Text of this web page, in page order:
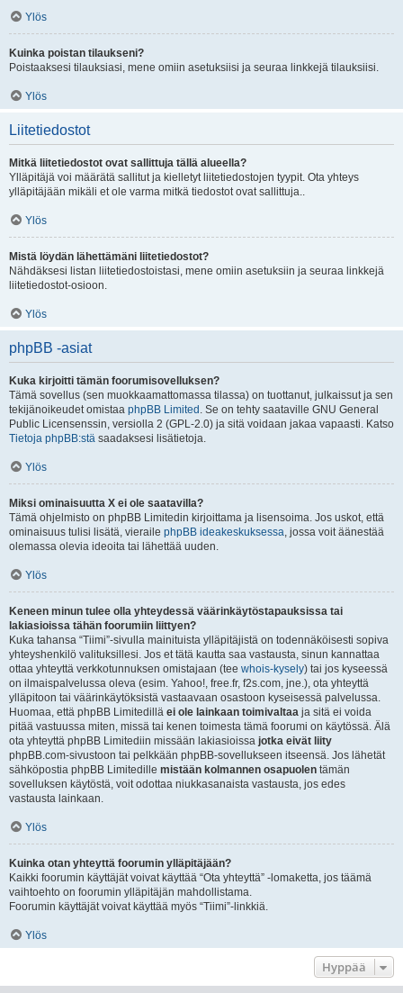
Ylös
Kuinka poistan tilaukseni?
Poistaaksesi tilauksiasi, mene omiin asetuksiisi ja seuraa linkkejä tilauksiisi.
Ylös
Liitetiedostot
Mitkä liitetiedostot ovat sallittuja tällä alueella?
Ylläpitäjä voi määrätä sallitut ja kielletyt liitetiedostojen tyypit. Ota yhteys
ylläpitäjään mikäli et ole varma mitkä tiedostot ovat sallittuja..
Ylös
Mistä löydän lähettämäni liitetiedostot?
Nähdäksesi listan liitetiedostoistasi, mene omiin asetuksiin ja seuraa linkkejä
liitetiedostot-osioon.
Ylös
phpBB -asiat
Kuka kirjoitti tämän foorumisovelluksen?
Tämä sovellus (sen muokkaamattomassa tilassa) on tuottanut, julkaissut ja sen
tekijänoikeudet omistaa phpBB Limited . Se on tehty saataville GNU General
Public Licensenssin, versiolla 2 (GPL-2.0) ja sitä voidaan jakaa vapaasti. Katso
Tietoja phpBB:stä saadaksesi lisätietoja.
Ylös
Miksi ominaisuutta X ei ole saatavilla?
Tämä ohjelmisto on phpBB Limitedin kirjoittama ja lisensoima. Jos uskot, että
ominaisuus tulisi lisätä, vieraile phpBB ideakeskuksessa, jossa voit äänestää
olemassa olevia ideoita tai lähettää uuden.
Ylös
Keneen minun tulee olla yhteydessä väärinkäytöstapauksissa tai
lakiasioissa tähän foorumiin liittyen?
Kuka tahansa “Tiimi”-sivulla mainituista ylläpitäjistä on todennäköisesti sopiva
yhteyshenkilö valituksillesi. Jos et tätä kautta saa vastausta, sinun kannattaa
ottaa yhteyttä verkkotunnuksen omistajaan (tee whois-kysely) tai jos kyseessä
on ilmaispalvelussa oleva (esim. Yahoo!, free.fr, f2s.com, jne.), ota yhteyttä
ylläpitoon tai väärinkäytöksistä vastaavaan osastoon kyseisessä palvelussa.
Huomaa, että phpBB Limitedillä ei ole lainkaan toimivaltaa ja sitä ei voida
pitää vastuussa miten, missä tai kenen toimesta tämä foorumi on käytössä. Älä
ota yhteyttä phpBB Limitediin missään lakiasioissa jotka eivät liity
phpBB.com-sivustoon tai pelkkään phpBB-sovellukseen itseensä. Jos lähetät
sähköpostia phpBB Limitedille mistään kolmannen osapuolen tämän
sovelluksen käytöstä, voit odottaa niukkasanaista vastausta, jos edes
vastausta lainkaan.
Ylös
Kuinka otan yhteyttä foorumin ylläpitäjään?
Kaikki foorumin käyttäjät voivat käyttää “Ota yhteyttä” -lomaketta, jos täämä
vaihtoehto on foorumin ylläpitäjän mahdollistama.
Foorumin käyttäjät voivat käyttää myös “Tiimi”-linkkiä.
Ylös
Hyppää